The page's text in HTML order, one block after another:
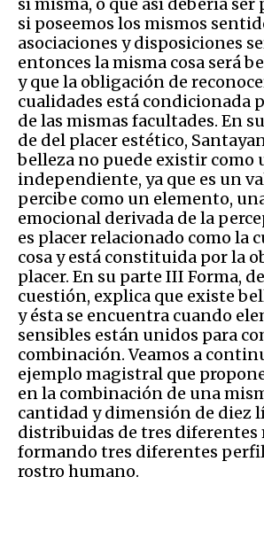
si poseemos los mismos
asociaciones y disposiciones
entonces la misma cosa será
y que la obligación de
cualidades está condicionada
de las mismas facultades. En
de del placer estético,
belleza no puede existir como
independiente, ya que es un
percibe como un elemento,
emocional derivada de la
es placer relacionado como la
cosa y está constituida por la
placer. En su parte III Forma,
cuestión, explica que existe
y ésta se encuentra cuando
sensibles están unidos para
combinación. Veamos a
ejemplo magistral que
en la combinación de una
cantidad y dimensión de diez
distribuidas de tres diferentes
formando tres diferentes
rostro humano.